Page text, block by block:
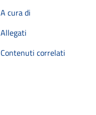
A cura di
Allegati
Contenuti correlati